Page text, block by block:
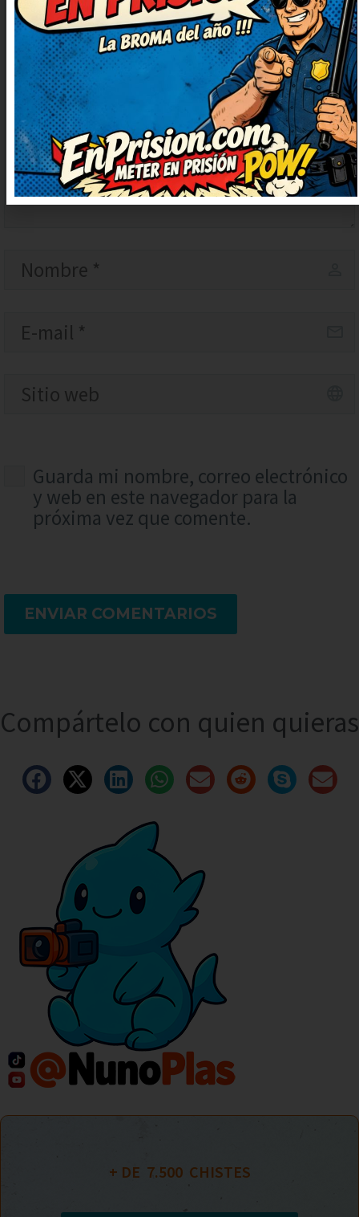
Guarda mi nombre, correo electrónico
y web en este navegador para la
próxima vez que comente.
ENVIAR COMENTARIOS
Compártelo con quien quieras
+ DE 7.500
  CHISTES